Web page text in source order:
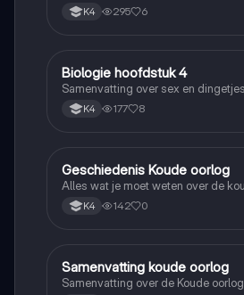
K4 295 6
Biologie
Biologie hoofdstuk 4
Samenvatting over sex en dingetjes
K4 177 8
Geschiedenis
Geschiedenis Koude oorlog
Alles wat je moet weten over de
K4 142 0
Geschiedenis
Samenvatting koude oorlog
Samenvatting over de Koude oorlog